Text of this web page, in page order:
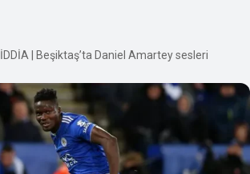
İDDİA | Beşiktaş’ta Daniel Amartey sesleri